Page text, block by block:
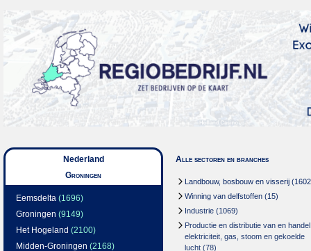
Nederland
Groningen
Eemsdelta (1696)
Groningen (9149)
Het Hogeland (2100)
Midden-Groningen (2168)
Alle sectoren en branches
Landbouw, bosbouw en visserij
Winning van delfstoffen (15)
Industrie (1069)
Productie en distributie van en
elektriciteit, gas, stoom en gekoelde
lucht (78)